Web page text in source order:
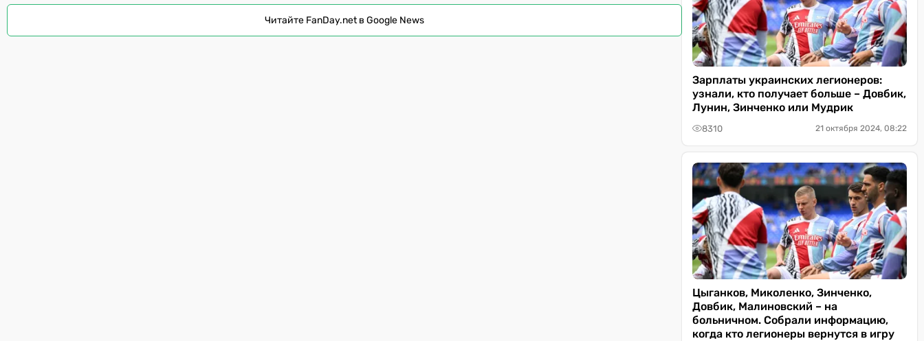
Читайте FanDay.net в Google News
Зарплаты украинских легионеров:
узнали, кто получает больше – Довбик,
Лунин, Зинченко или Мудрик
8310 21 октября 2024, 08:22
Цыганков, Миколенко, Зинченко,
Довбик, Малиновский – на
больничном. Собрали информацию,
когда кто легионеры вернутся в игру